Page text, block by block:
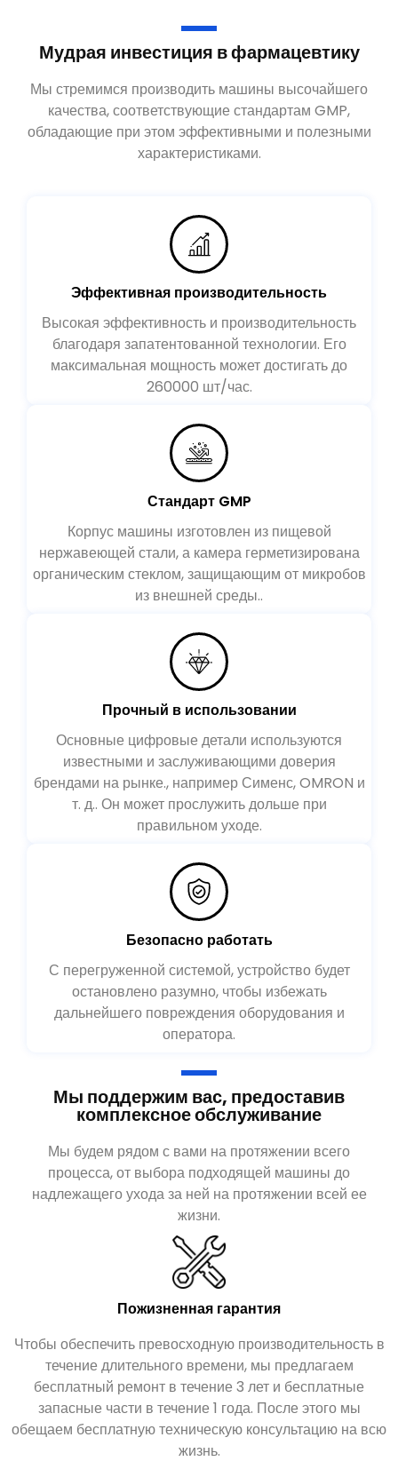
Мудрая инвестиция в фармацевтику
Мы стремимся производить машины высочайшего
качества, соответствующие стандартам GMP,
обладающие при этом эффективными и полезными
характеристиками.
Эффективная производительность
Высокая эффективность и производительность
благодаря запатентованной технологии. Его
максимальная мощность может достигать до
260000 шт/час.
Стандарт GMP
Корпус машины изготовлен из пищевой
нержавеющей стали, а камера герметизирована
органическим стеклом, защищающим от микробов
из внешней среды..
Прочный в использовании
Основные цифровые детали используются
известными и заслуживающими доверия
брендами на рынке., например Сименс, OMRON и
т. д.. Он может прослужить дольше при
правильном уходе.
Безопасно работать
С перегруженной системой, устройство будет
остановлено разумно, чтобы избежать
дальнейшего повреждения оборудования и
оператора.
Мы поддержим вас, предоставив
комплексное обслуживание
Мы будем рядом с вами на протяжении всего
процесса, от выбора подходящей машины до
надлежащего ухода за ней на протяжении всей ее
жизни.
Пожизненная гарантия
Чтобы обеспечить превосходную производительность в
течение длительного времени, мы предлагаем
бесплатный ремонт в течение 3 лет и бесплатные
запасные части в течение 1 года. После этого мы
обещаем бесплатную техническую консультацию на всю
жизнь.